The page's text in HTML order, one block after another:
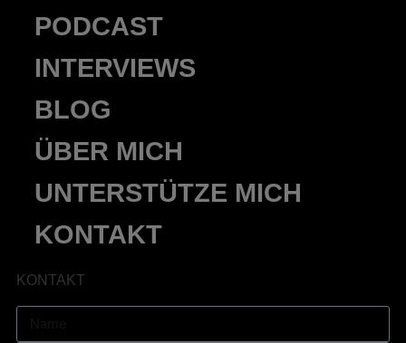
PODCAST
INTERVIEWS
BLOG
ÜBER MICH
UNTERSTÜTZE MICH
KONTAKT
KONTAKT